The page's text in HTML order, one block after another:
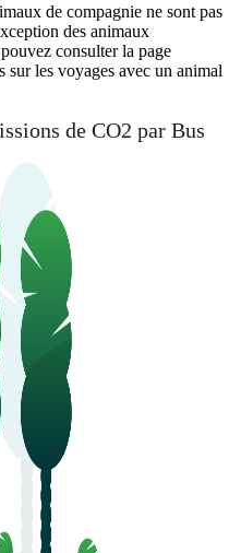
de compagnie ne sont pas
des animaux
consulter la page
les voyages avec un animal
de CO2 par Bus